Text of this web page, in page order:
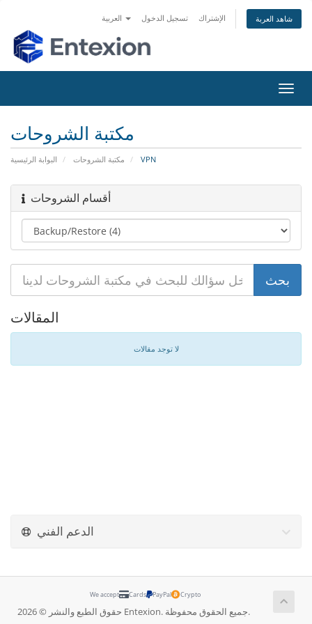
تسجيل الدخول الإشتراك شاهد العربة
تبديل
التنقل
مكتبة الشروحات
البوابة الرئيسية مكتبة الشروحات VPN
أقسام الشروحات
المقالات
لا توجد مقالات
الدعم الفني
We accept Cards PayPal Crypto
حقوق الطبع والنشر © 2026 Entexion. جميع الحقوق محفوظة.